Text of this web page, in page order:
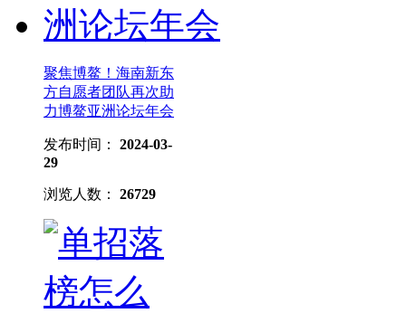
聚焦博鳌！海南新东
方自愿者团队再次助
力博鳌亚洲论坛年会
发布时间： 2024-03-
29
浏览人数： 26729